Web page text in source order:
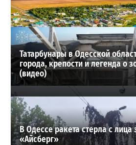
28-07-2026 в 06:47
ВИБОР РЕДАКЦИИ
Татарбунары в Одесской
города, крепости и легенда о
(видео)
В Одессе ракета стерла с лица
«Айсберг»